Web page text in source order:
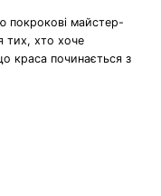
покрокові майстер-
тих, хто хоче
краса починається з